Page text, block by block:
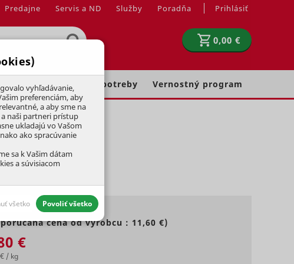
vyhľadávanie,
preferenciám, aby
a aby sme na
naši partneri prístup
ukladajú vo Vašom
ako spracúvanie
sa k Vašim dátam
a súvisiacom
Vždy aktívny
všetko Povoliť všetko
0,00 €
Predajne Servis a ND Služby Poradňa Prihlásiť
deti Chovateľské potreby Vernostný program
cena od výrobcu : 11,60 €)
€
/ kg